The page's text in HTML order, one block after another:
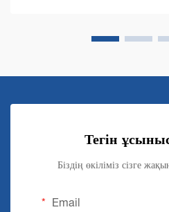
Тегін
Біздің өкіліміз сізге
Email